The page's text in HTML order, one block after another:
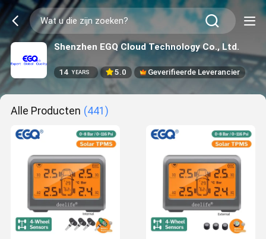
Shenzhen EGQ Cloud Technology Co., Ltd.
14 YEARS 5.0 Geverifieerde Leverancier
Alle Producten (441)